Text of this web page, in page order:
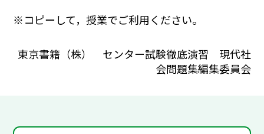
※コピーして，授業でご利用ください。
東京書籍（株） センター試験徹底演習 現代社
会問題集編集委員会